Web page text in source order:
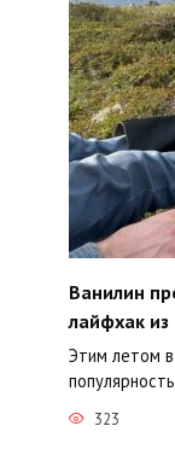
Ванилин
лайфхак из
Этим летом
популярность
323